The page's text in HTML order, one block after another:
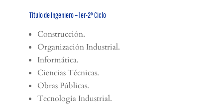
Título de Ingeniero – 1er-2º Ciclo
Construcción.
Organización Industrial.
Informática.
Ciencias Técnicas.
Obras Públicas.
Tecnología Industrial.